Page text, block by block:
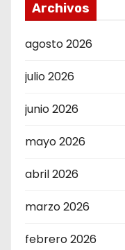
Archivos
agosto 2026
julio 2026
junio 2026
mayo 2026
abril 2026
marzo 2026
febrero 2026